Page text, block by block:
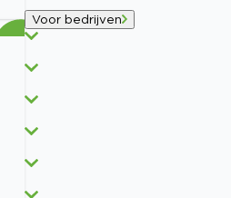
Voor bedrijven